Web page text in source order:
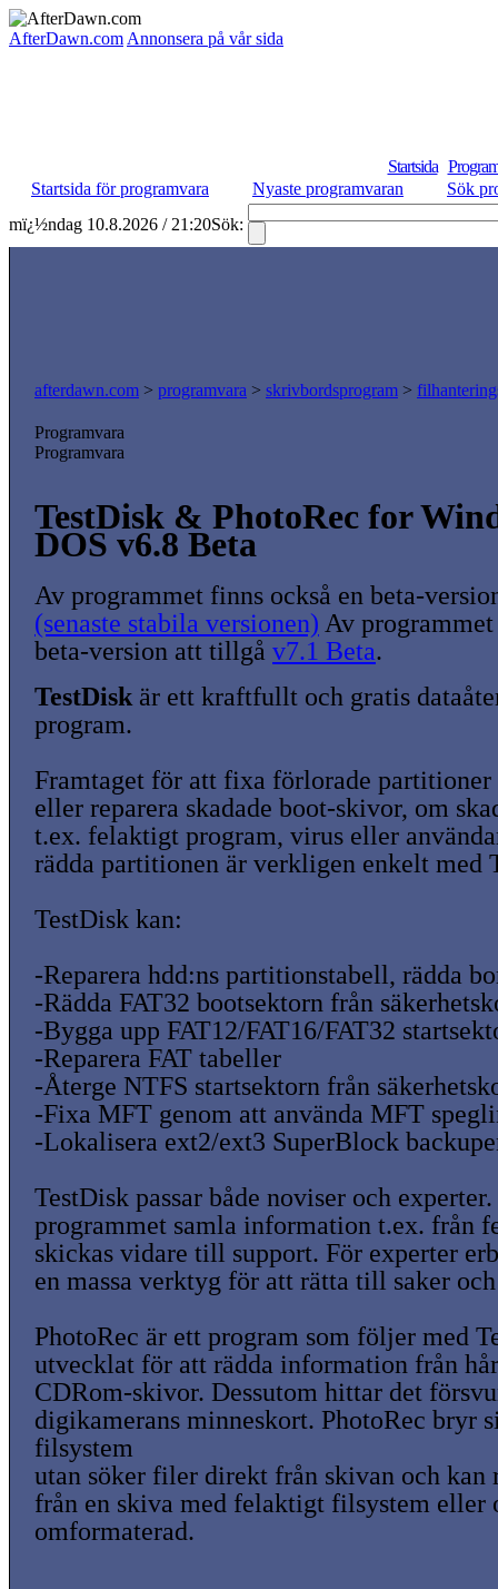
AfterDawn.com Annonsera på vår sida
Startsida
Startsida för programvara
Nyaste programvaran
Sök
mï¿½ndag 10.8.2026 / 21:20Sök:
afterdawn.com > programvara > skrivbordsprogram >
Programvara
Programvara
TestDisk & PhotoRec for
DOS v6.8 Beta
Av programmet finns också en beta-
(senaste stabila versionen) Av
beta-version att tillgå v7.1 Beta.
TestDiskär ett kraftfullt och gratis
program.
Framtaget för att fixa förlorade partitioner
eller reparera skadade boot-skivor, om
t.ex. felaktigt program, virus eller
rädda partitionen är verkligen enkelt med
TestDisk kan:
-Reparera hdd:ns partitionstabell, rädda
-Rädda FAT32 bootsektorn från
-Bygga upp FAT12/FAT16/FAT32
-Reparera FAT tabeller
-Återge NTFS startsektorn från
-Fixa MFT genom att använda MFT
-Lokalisera ext2/ext3 SuperBlock
TestDisk passar både noviser och
programmet samla information t.ex. från
skickas vidare till support. För experter
en massa verktyg för att rätta till saker
PhotoRec är ett program som följer med
utvecklat för att rädda information från
CDRom-skivor. Dessutom hittar det
digikamerans minneskort. PhotoRec bryr
filsystem
utan söker filer direkt från skivan och kan
från en skiva med felaktigt filsystem eller
omformaterad.